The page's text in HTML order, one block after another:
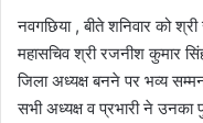
नवगछिया , बीते शनिवार को
महासचिव श्री रजनीश कुमार
जिला अध्यक्ष बनने पर भव्य
सभी अध्यक्ष व प्रभारी ने उनका